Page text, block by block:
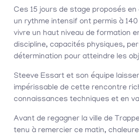
Ces 15 jours de stage proposés
un rythme intensif ont permis à
vivre un haut niveau de formation
discipline, capacités physiques,
détermination pour atteindre les
Steeve Essart et son équipe
impérissable de cette rencontre
connaissances techniques et en
Avant de regagner la ville de
tenu à remercier ce matin,